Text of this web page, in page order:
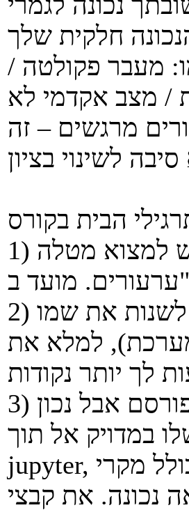
מעבר פקולטה /
/ מצב אקדמי לא
מרגשים – זה
1) במחלקה של תרגילי הבית, לפני תרגילי הבית יש למצוא מטלה
2) יש להוריד את טופס הערעור (בפורמט וורד), לשנות את שמו
למלא את
3) על הסטודנט שטוען שהפתרון שלו שונה מהפורסם אבל נכון
במדויק אל תוך
jupyter, להריץ לדוגמאות של המבחן ולעוד דוגמאות, כולל מקרי